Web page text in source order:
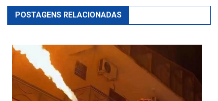
POSTAGENS RELACIONADAS